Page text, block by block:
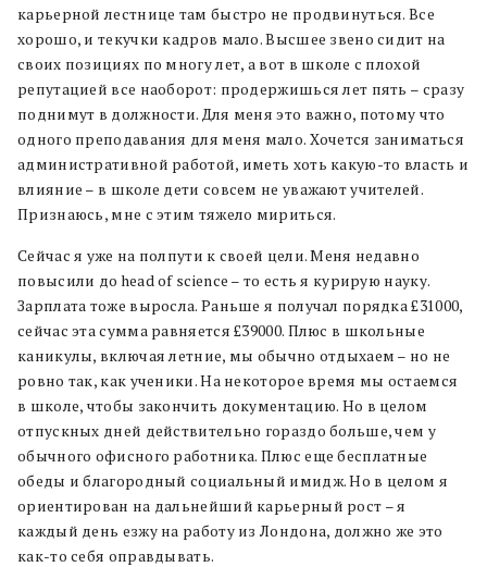
карьерной лестнице там быстро не продвинуться. Все
хорошо, и текучки кадров мало. Высшее звено сидит на
своих позициях по многу лет, а вот в школе с плохой
репутацией все наоборот: продержишься лет пять – сразу
поднимут в должности. Для меня это важно, потому что
одного преподавания для меня мало. Хочется заниматься
административной работой, иметь хоть какую-то власть и
влияние – в школе дети совсем не уважают учителей.
Признаюсь, мне с этим тяжело мириться.
Сейчас я уже на полпути к своей цели. Меня недавно
повысили до head of science – то есть я курирую науку.
Зарплата тоже выросла. Раньше я получал порядка £31000,
сейчас эта сумма равняется £39000. Плюс в школьные
каникулы, включая летние, мы обычно отдыхаем – но не
ровно так, как ученики. На некоторое время мы остаемся
в школе, чтобы закончить документацию. Но в целом
отпускных дней действительно гораздо больше, чем у
обычного офисного работника. Плюс еще бесплатные
обеды и благородный социальный имидж. Но в целом я
ориентирован на дальнейший карьерный рост – я
каждый день езжу на работу из Лондона, должно же это
как-то себя оправдывать.